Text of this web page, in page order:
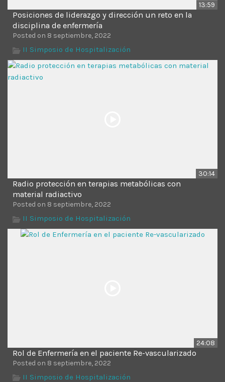
13:59
Posiciones de liderazgo y dirección un reto en la
disciplina de enfermería
Posted on 8 septiembre, 2022
II Simposio de Hospitalización
30:14
Radio protección en terapias metabólicas con
material radiactivo
Posted on 8 septiembre, 2022
II Simposio de Hospitalización
24:08
Rol de Enfermería en el paciente Re-vascularizado
Posted on 8 septiembre, 2022
II Simposio de Hospitalización